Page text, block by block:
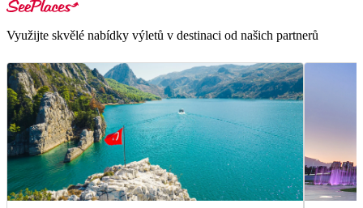
Využijte skvělé nabídky výletů v destinaci od našich partnerů